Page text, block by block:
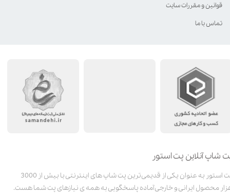
شاپ آنلاین پت استور
پت استور به عنوان یکی از قدیمی‌ترین پت شاپ های اینترنتی با بیش از 3000
محصول ایرانی و خارجی آماده پاسخگویی به همه ی نیازهای پت شما هست.
قوانین و مقررات سایت
تماس با ما